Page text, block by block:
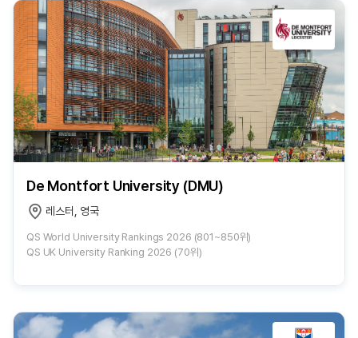
De Montfort University (DMU)
레스터, 영국
QS World University Rankings 2026 (801~850위)
QS UK University Ranking 2026 (70위)